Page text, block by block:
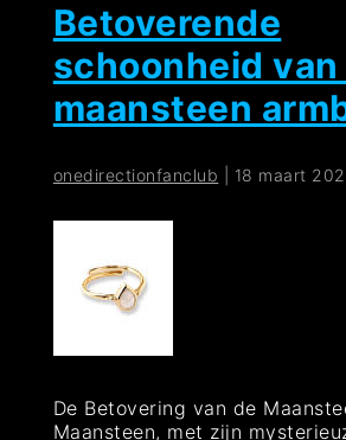
Betoverende
schoonheid van
maansteen
onedirectionfanclub 18 maart
De Betovering van de
Maansteen, met zijn